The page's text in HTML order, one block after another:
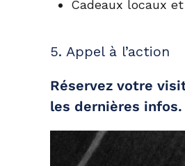
Cadeaux locaux
5. Appel à l’action
Réservez votre
les dernières infos.